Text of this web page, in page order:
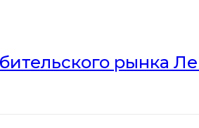
рынка